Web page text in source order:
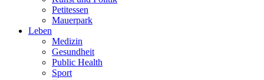
Petitessen
Mauerpark
Leben
Medizin
Gesundheit
Public Health
Sport